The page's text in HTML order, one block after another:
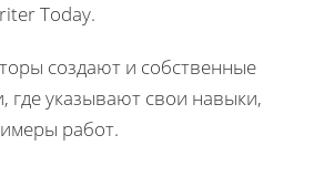
Today.
создают и собственные
где указывают свои навыки,
работ.